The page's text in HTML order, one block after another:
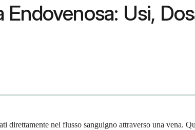
Usi,
nel flusso sanguigno attraverso una vena.